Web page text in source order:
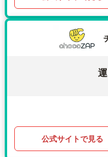
公式サイトで見る